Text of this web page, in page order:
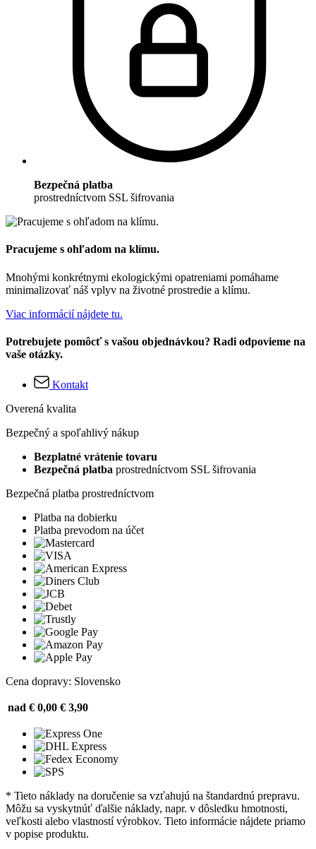
Bezpečná platba
prostredníctvom SSL šifrovania
Pracujeme s ohľadom na klímu.
Mnohými konkrétnymi ekologickými opatreniami pomáhame
minimalizovať náš vplyv na životné prostredie a klímu.
Viac informácií nájdete tu.
Potrebujete pomôcť s vašou objednávkou? Radi odpovieme na
vaše otázky.
Kontakt
Overená kvalita
Bezpečný a spoľahlivý nákup
Bezplatné vrátenie tovaru
Bezpečná platba prostredníctvom SSL šifrovania
Bezpečná platba prostredníctvom
Platba na dobierku
Platba prevodom na účet
Cena dopravy: Slovensko
nad € 0,00 € 3,90
* Tieto náklady na doručenie sa vzťahujú na štandardnú prepravu.
Môžu sa vyskytnúť ďalšie náklady, napr. v dôsledku hmotnosti,
veľkosti alebo vlastností výrobkov. Tieto informácie nájdete priamo
v popise produktu.